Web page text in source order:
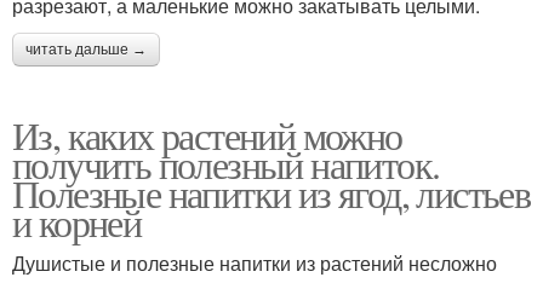
читать дальше →
Из, каких растений можно
получить полезный напиток.
Полезные напитки из ягод, листьев
и корней
Душистые и полезные напитки из растений несложно